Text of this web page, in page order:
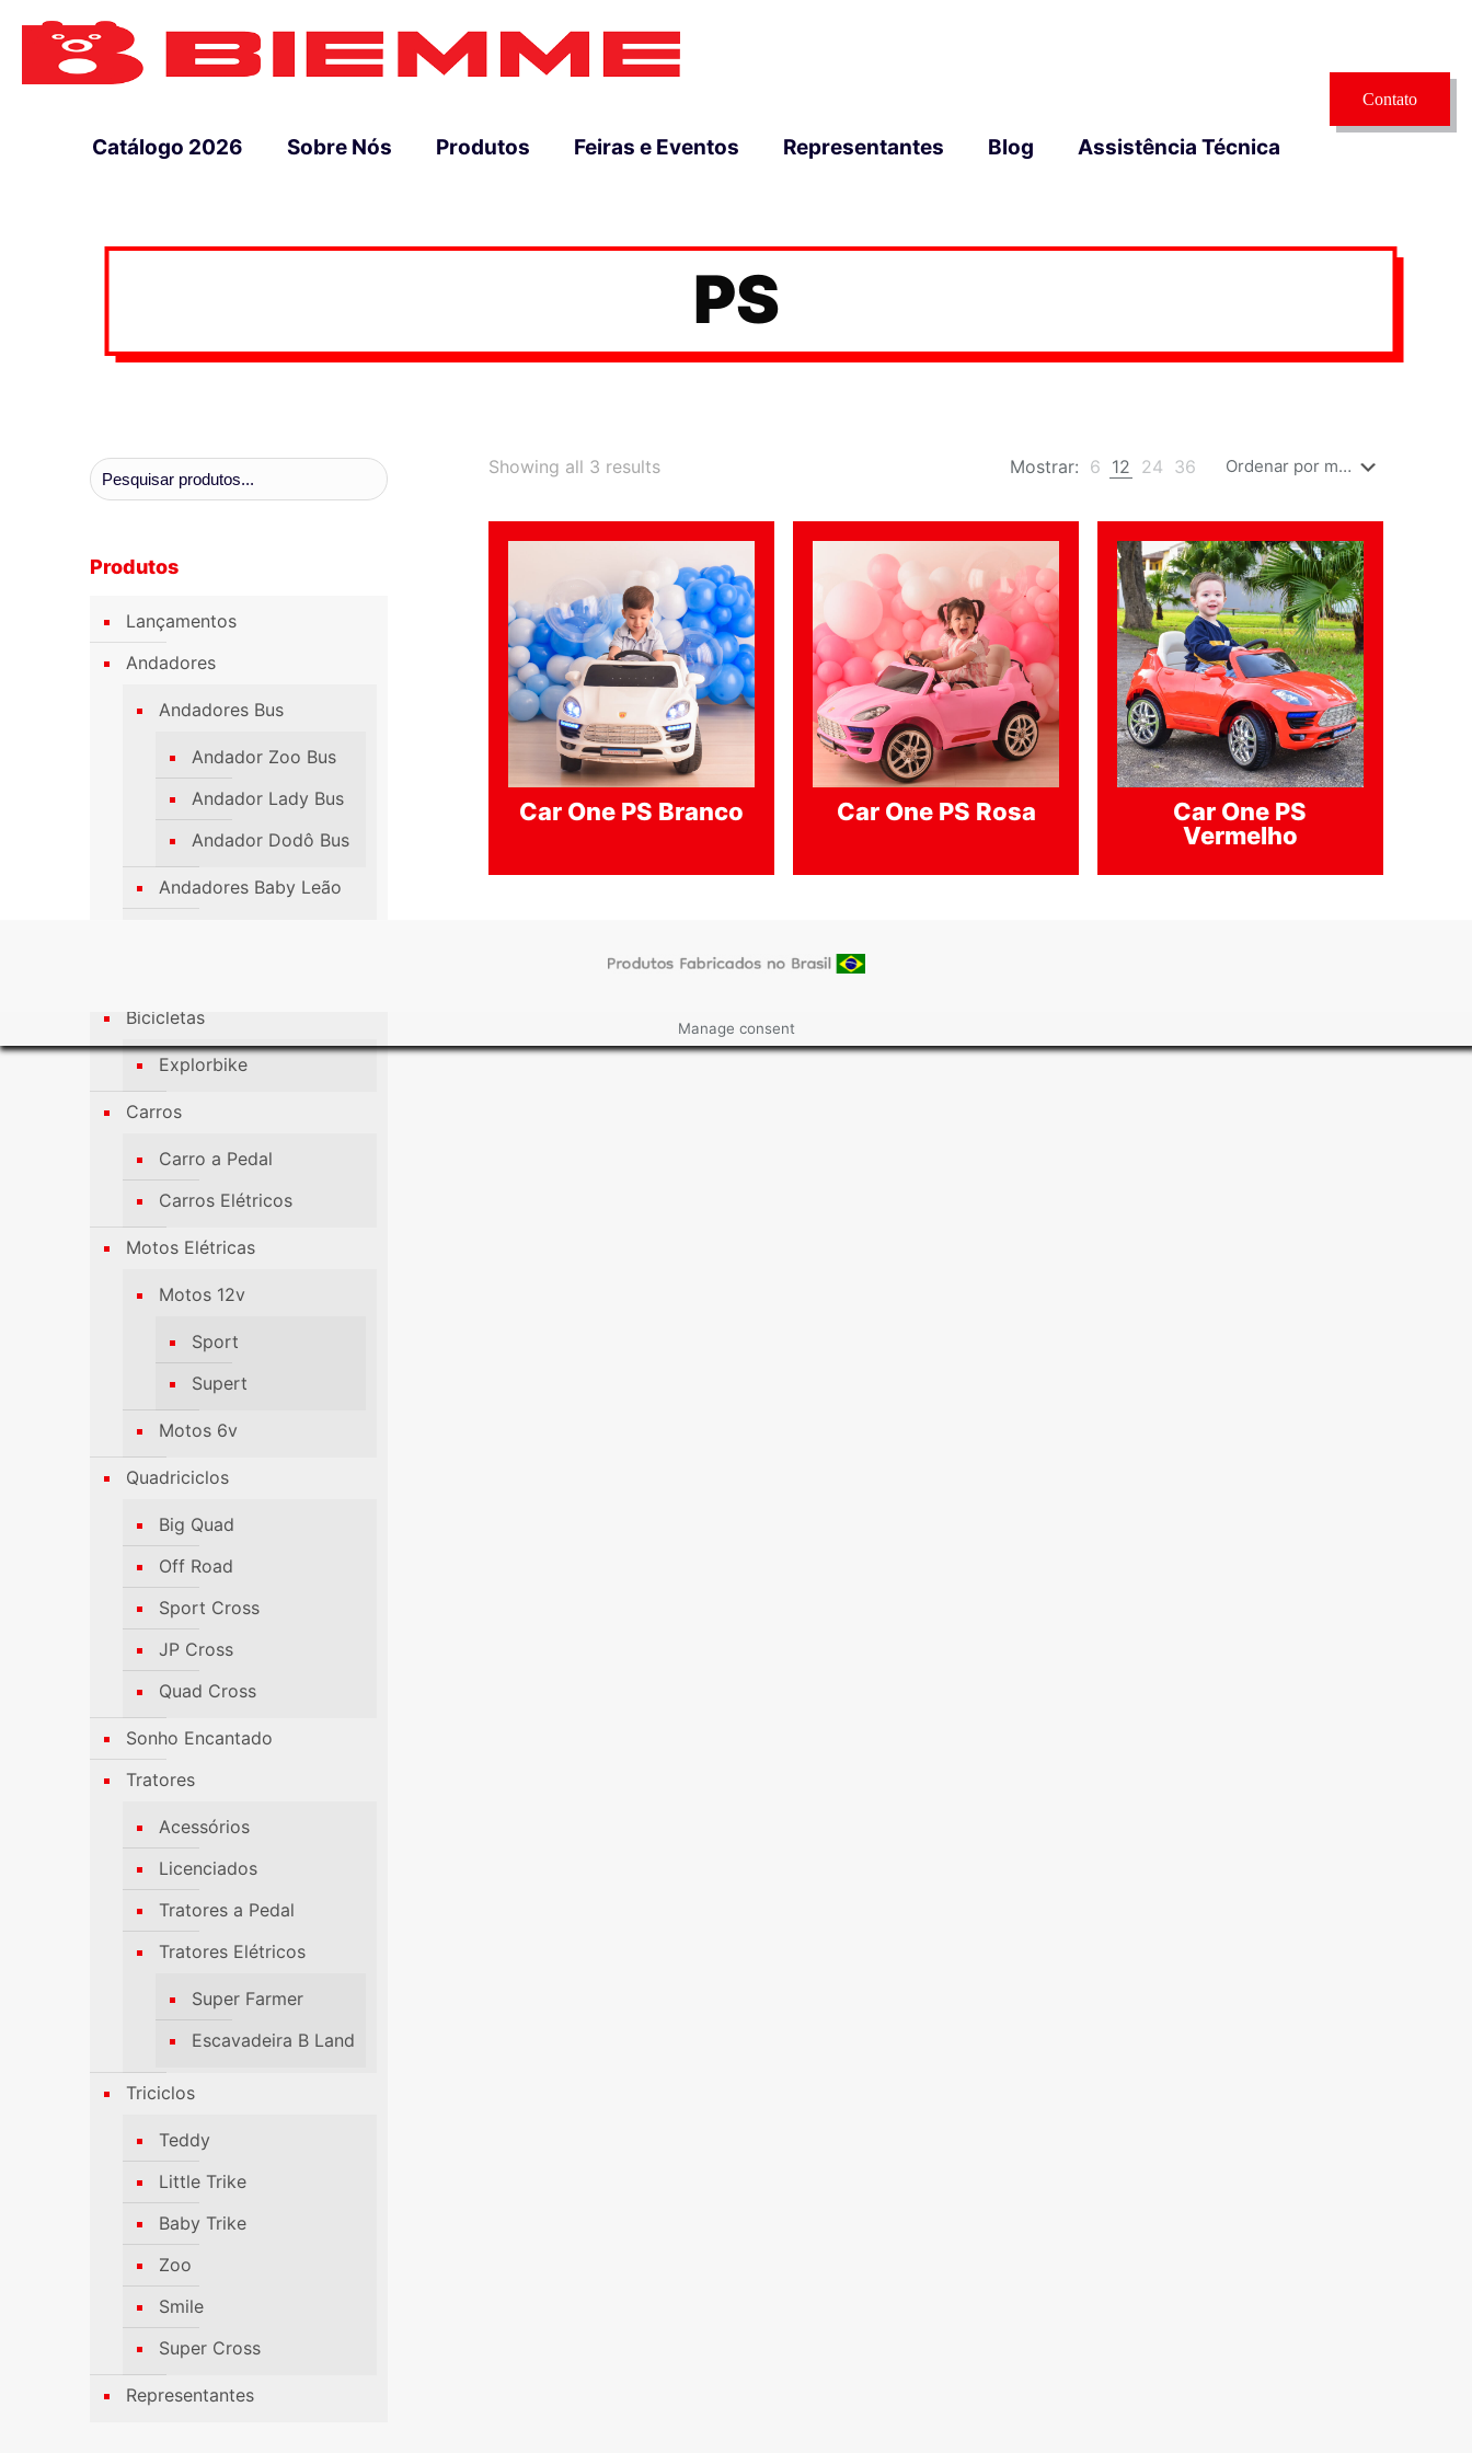
Catálogo 2026 Sobre Nós Produtos Feiras e Eventos Representantes Blog Assistência Técnica
Contato
PS
Showing all 3 resultsSorted
Mostrar: 6 12 24 36
Car One PS Branco Car One PS Rosa
Car One PS
Vermelho
Pesquisar
Produtos
Lançamentos
Andadores
Andadores Bus
Andador Zoo Bus
Andador Lady Bus
Andador Dodô Bus
Andadores Baby Leão
Bicicletas
Explorbike
Carros
Carro a Pedal
Carros Elétricos
Motos Elétricas
Motos 12v
Sport
Supert
Motos 6v
Quadriciclos
Big Quad
Off Road
Sport Cross
JP Cross
Quad Cross
Sonho Encantado
Tratores
Acessórios
Licenciados
Tratores a Pedal
Tratores Elétricos
Super Farmer
Escavadeira B Land
Triciclos
Teddy
Little Trike
Baby Trike
Zoo
Smile
Super Cross
Representantes
Manage consent